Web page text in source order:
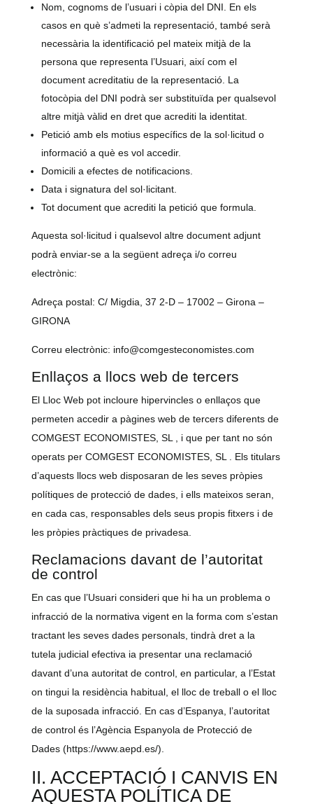
Nom, cognoms de l’usuari i còpia del DNI. En els
casos en què s’admeti la representació, també serà
necessària la identificació pel mateix mitjà de la
persona que representa l’Usuari, així com el
document acreditatiu de la representació. La
fotocòpia del DNI podrà ser substituïda per qualsevol
altre mitjà vàlid en dret que acrediti la identitat.
Petició amb els motius específics de la sol·licitud o
informació a què es vol accedir.
Domicili a efectes de notificacions.
Data i signatura del sol·licitant.
Tot document que acrediti la petició que formula.
Aquesta sol·licitud i qualsevol altre document adjunt
podrà enviar-se a la següent adreça i/o correu
electrònic:
Adreça postal: C/ Migdia, 37 2-D – 17002 – Girona –
GIRONA
Correu electrònic: info@comgesteconomistes.com
Enllaços a llocs web de tercers
El Lloc Web pot incloure hipervincles o enllaços que
permeten accedir a pàgines web de tercers diferents de
COMGEST ECONOMISTES, SL , i que per tant no són
operats per COMGEST ECONOMISTES, SL . Els titulars
d’aquests llocs web disposaran de les seves pròpies
polítiques de protecció de dades, i ells mateixos seran,
en cada cas, responsables dels seus propis fitxers i de
les pròpies pràctiques de privadesa.
Reclamacions davant de l’autoritat
de control
En cas que l’Usuari consideri que hi ha un problema o
infracció de la normativa vigent en la forma com s’estan
tractant les seves dades personals, tindrà dret a la
tutela judicial efectiva ia presentar una reclamació
davant d’una autoritat de control, en particular, a l’Estat
on tingui la residència habitual, el lloc de treball o el lloc
de la suposada infracció. En cas d’Espanya, l’autoritat
de control és l’Agència Espanyola de Protecció de
Dades (https://www.aepd.es/).
II. ACCEPTACIÓ I CANVIS EN
AQUESTA POLÍTICA DE